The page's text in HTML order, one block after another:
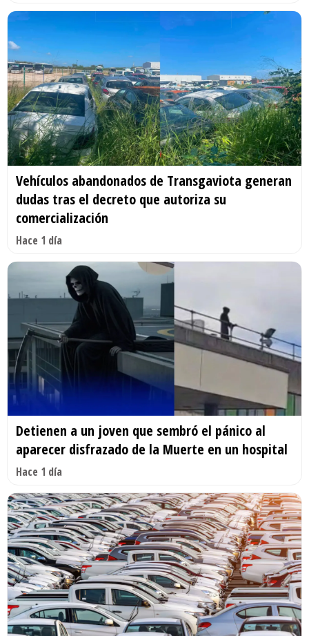
Vehículos abandonados de Transgaviota generan
dudas tras el decreto que autoriza su
comercialización
Hace 1 día
Detienen a un joven que sembró el pánico al
aparecer disfrazado de la Muerte en un hospital
Hace 1 día